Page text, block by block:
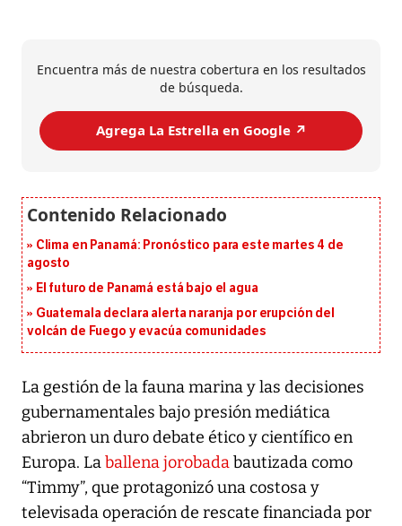
Encuentra más de nuestra cobertura en los resultados
de búsqueda.
Agrega La Estrella en Google ↗️
Clima en Panamá: Pronóstico para este martes 4 de
agosto
El futuro de Panamá está bajo el agua
Guatemala declara alerta naranja por erupción del
volcán de Fuego y evacúa comunidades
La gestión de la fauna marina y las decisiones
gubernamentales bajo presión mediática
abrieron un duro debate ético y científico en
Europa. Laballena jorobadabautizada como
“Timmy”, que protagonizó una costosa y
televisada operación de rescate financiada por